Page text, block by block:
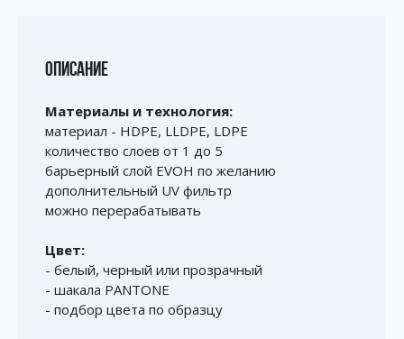
ОПИСАНИЕ
Материалы и технология:
материал - HDPE, LLDPE, LDPE
количество слоев от 1 до 5
барьерный слой EVOH по желанию
дополнительный UV фильтр
можно перерабатывать
Цвет:
- белый, черный или прозрачный
- шакала PANTONE
- подбор цвета по образцу